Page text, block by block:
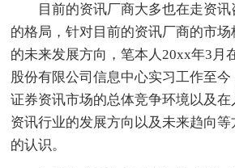
目前的资讯厂商大多也在走资
的格局，针对目前的资讯厂商的市
的未来发展方向，笔本人20xx年3月
股份有限公司信息中心实习工作至今
证券资讯市场的总体竞争环境以及
资讯行业的发展方向以及未来趋向
的认识。